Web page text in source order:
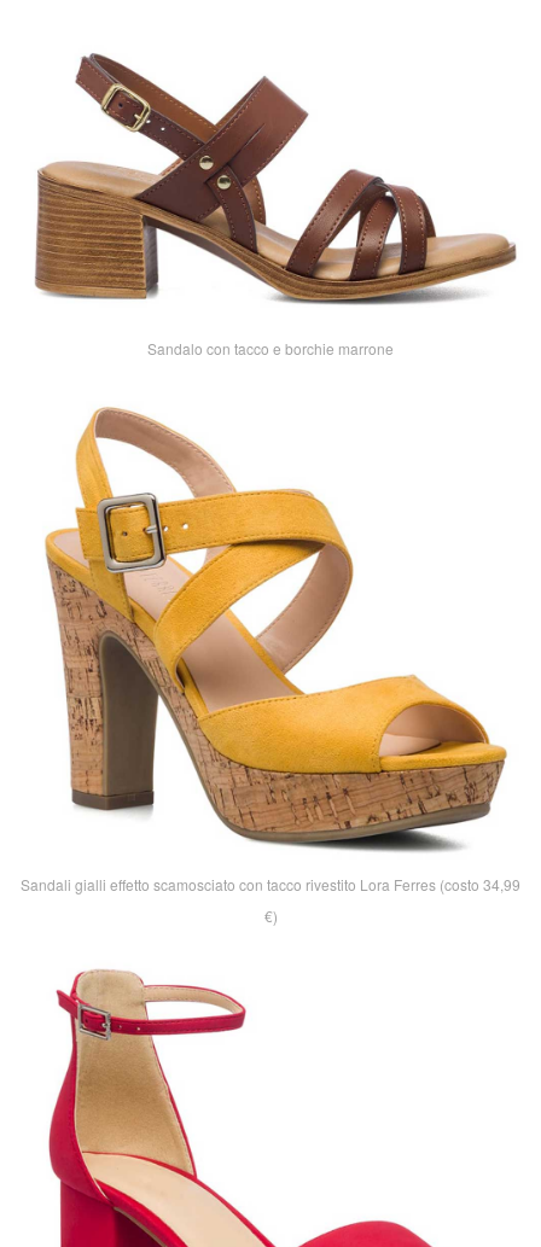
Sandalo con tacco e borchie marrone
Sandali gialli effetto scamosciato con tacco rivestito Lora Ferres (costo 34,99
€)